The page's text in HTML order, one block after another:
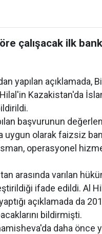
çalışacak ilk
yapılan açıklamada,
Kazakistan'da
başvurunun
uygun olarak faizsiz
operasyonel
arasında varılan
ifade edildi. Al
açıklamada da
bildirmişti.
daha önce